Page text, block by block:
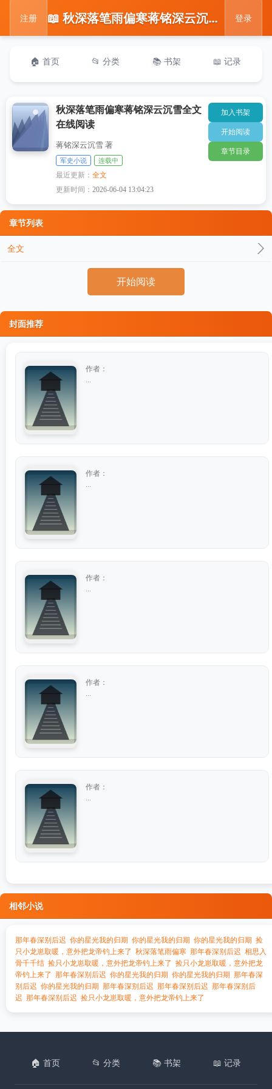
注册 📖 秋深落笔雨偏寒蒋铭深云沉雪全文在线阅读 登录
🏠 首页 📂 分类 📚 书架 📖 记录
秋深落笔雨偏寒蒋铭深云沉雪全文
在线阅读
蒋铭深云沉雪 著
军史小说 连载中
最近更新：全文
更新时间：2026-06-04 13:04:23
加入书架
开始阅读
章节目录
章节列表
全文
开始阅读
封面推荐
作者：
作者：
作者：
作者：
作者：
相邻小说
那年春深别后迟 你的星光我的归期 你的星光我的归期 你的星光我的归期 捡
只小龙崽取暖，意外把龙帝钓上来了 秋深落笔雨偏寒 那年春深别后迟 相思入
骨千千结 捡只小龙崽取暖，意外把龙帝钓上来了 捡只小龙崽取暖，意外把龙
帝钓上来了 那年春深别后迟 你的星光我的归期 你的星光我的归期 那年春深
别后迟 你的星光我的归期 那年春深别后迟 那年春深别后迟 那年春深别后
迟 那年春深别后迟 捡只小龙崽取暖，意外把龙帝钓上来了
🏠 首页 📂 分类 📚 书架 📖 记录